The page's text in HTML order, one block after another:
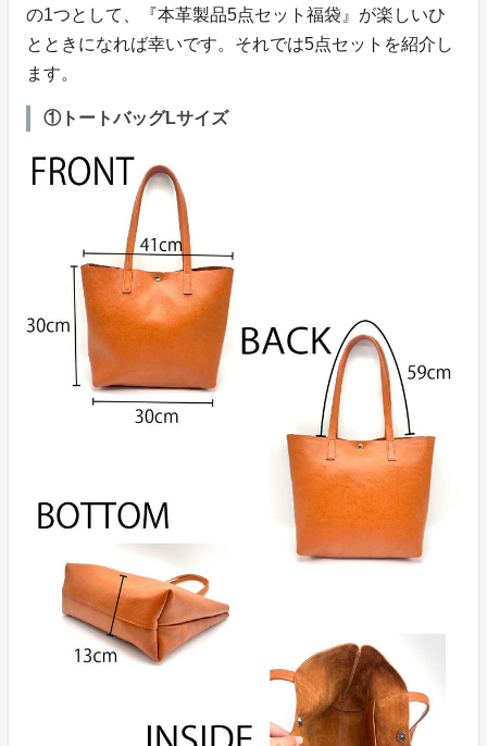
の1つとして、『本革製品5点セット福袋』が楽しいひ
とときになれば幸いです。それでは5点セットを紹介し
ます。
①トートバッグLサイズ